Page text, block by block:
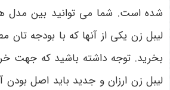
شده است. شما می‌ توانید بین مدل‌
لیبل زن یکی از آنها که با بودجه ‌تان
بخرید. توجه داشته باشید که جهت
لیبل زن ارزان و جدید باید اصل بودن